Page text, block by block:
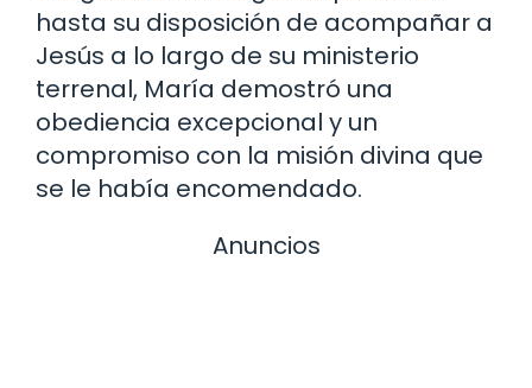
hasta su disposición de acompañar a
Jesús a lo largo de su ministerio
terrenal, María demostró una
obediencia excepcional y un
compromiso con la misión divina que
se le había encomendado.
Anuncios